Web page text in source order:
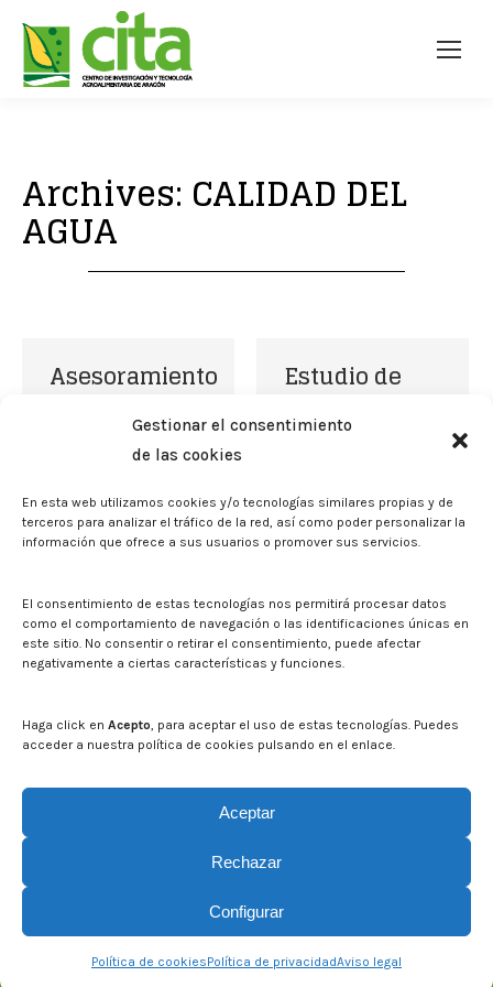
Gestionar el consentimiento
de las cookies
En esta web utilizamos cookies y/o tecnologías similares propias y de
terceros para analizar el tráfico de la red, así como poder personalizar la
información que ofrece a sus usuarios o promover sus servicios.
El consentimiento de estas tecnologías nos permitirá procesar datos
como el comportamiento de navegación o las identificaciones únicas en
este sitio. No consentir o retirar el consentimiento, puede afectar
negativamente a ciertas características y funciones.
Haga click en Acepto, para aceptar el uso de estas tecnologías. Puedes
acceder a nuestra política de cookies pulsando en el enlace.
Aceptar
Rechazar
Configurar
Política de cookiesPolítica de privacidadAviso legal
Archives: CALIDAD DEL
AGUA
Asesoramiento
control de la
procedente
de la
aguas
superficiales
y
Pormanu 23/10/2023
Estudio de
gestión del
agua y
riego a nivel
de
de regantes
Pormanu 23/10/2023
© CITA Aragón - 2026. Todos los derechos reservados.
Legal